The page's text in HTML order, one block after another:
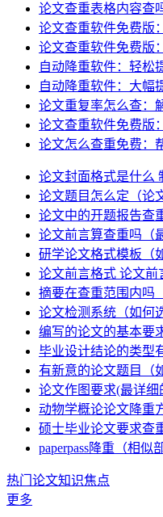
论文查重表格内容查
论文查重软件免费版
论文查重软件免费版
自动降重软件：轻松
自动降重软件：大幅
论文重复率怎么查：
论文查重软件免费版
论文怎么查重免费：
论文封面格式是什么
论文题目怎么定（论
论文中的开题报告查
论文前言算查重吗（
研学论文格式模板（
论文前言格式 论文前
摘要在查重范围内吗
论文检测系统（如何
编写的论文的基本要
毕业设计结论的类型
有新意的论文题目（
论文作图要求(最详
动物学概论论文降重
硕士毕业论文要求查
paperpass降重（相似
热门论文知识焦点
更多